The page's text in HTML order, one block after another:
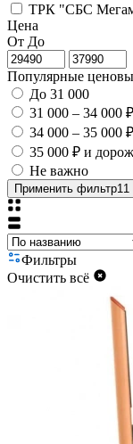
ТРК "СБС
Цена
От До
Популярные
До 31 000
31 000 – 34 000 ₽
34 000 – 35 000 ₽
35 000 ₽ и
Не важно
Применить фильтр11
Фильтры
Очистить всё